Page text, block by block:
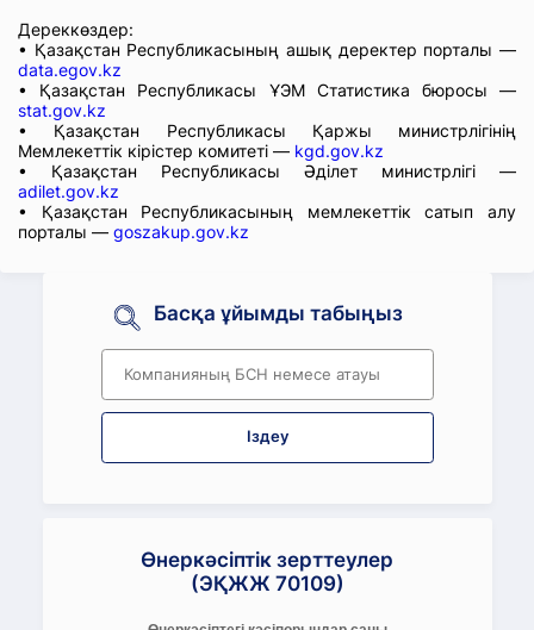
Дереккөздер:
• Қазақстан Республикасының ашық деректер порталы —
data.egov.kz
• Қазақстан Республикасы ҰЭМ Статистика бюросы —
stat.gov.kz
• Қазақстан Республикасы Қаржы министрлігінің
Мемлекеттік кірістер комитеті — kgd.gov.kz
• Қазақстан Республикасы Әділет министрлігі —
adilet.gov.kz
• Қазақстан Республикасының мемлекеттік сатып алу
порталы — goszakup.gov.kz
Басқа ұйымды табыңыз
Іздеу
Өнеркәсіптік зерттеулер
(ЭҚЖЖ 70109)